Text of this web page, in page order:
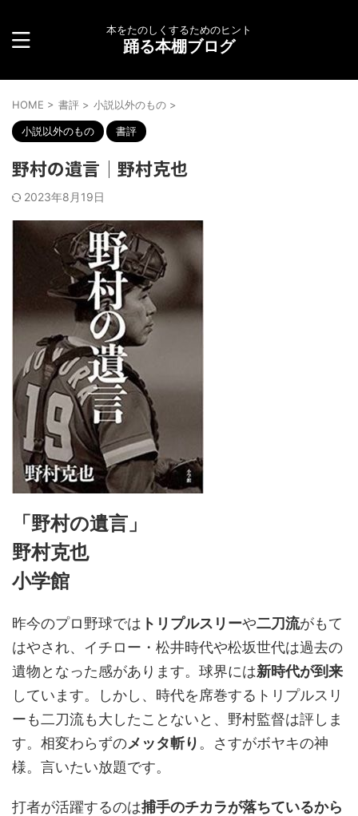
本をたのしくするためのヒント
踊る本棚ブログ
HOME > 書評 > 小説以外のもの >
小説以外のもの 書評
野村の遺言│野村克也
2023年8月19日
「野村の遺言」
野村克也
小学館
昨今のプロ野球では トリプルスリーや二刀流がもて
はやされ、イチロー・松井時代や松坂世代は過去の
遺物となった感があります。球界には新時代が到来
しています。しかし、時代を席巻するトリプルスリ
ーも二刀流も大したことないと、野村監督は評しま
す。相変わらずのメッタ斬り 。さすがボヤキの神
様。言いたい放題です。
打者が活躍するのは捕手のチカラが落ちているから